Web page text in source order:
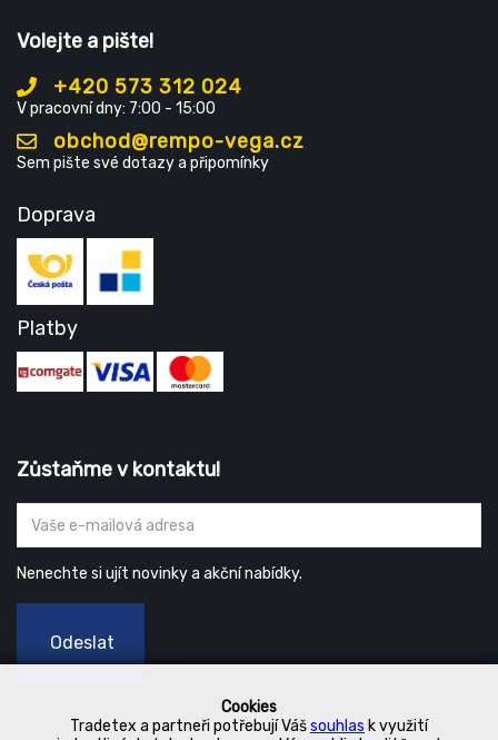
Cookies
Tradetex a partneři potřebují Vášsouhlas k využití
Volejte a pište!
+420 573 312 024
V pracovní dny: 7:00 - 15:00
obchod@rempo-vega.cz
Sem pište své dotazy a připomínky
Doprava
Platby
Zůstaňme v kontaktu!
Nenechte si ujít novinky a akční nabídky.
Odeslat